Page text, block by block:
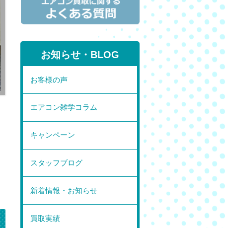
お知らせ・BLOG
お客様の声
エアコン雑学コラム
キャンペーン
スタッフブログ
新着情報・お知らせ
買取実績